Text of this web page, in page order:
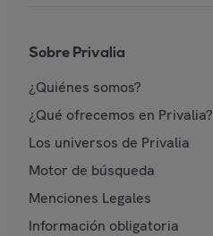
Sobre Privalia
¿Quiénes somos?
¿Qué ofrecemos en Privalia?
Los universos de Privalia
Motor de búsqueda
Menciones Legales
Información obligatoria